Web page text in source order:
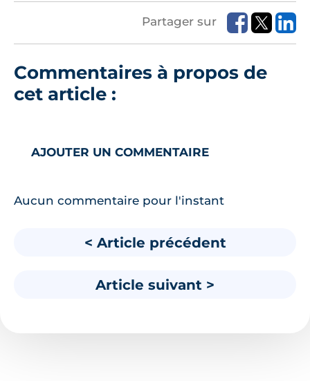
Partager sur
Commentaires à propos de
cet article :
AJOUTER UN COMMENTAIRE
Aucun commentaire pour l'instant
< Article précédent
Article suivant >